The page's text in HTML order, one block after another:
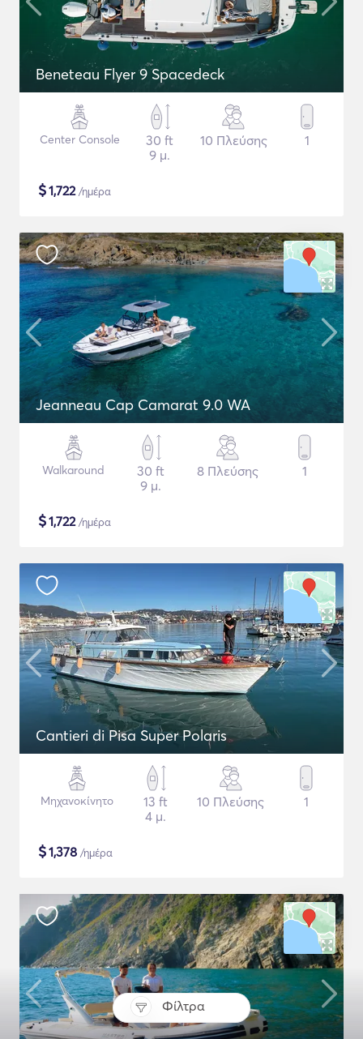
Φίλτρα
Beneteau Flyer 9 Spacedeck
Center Console
30 ft
9 μ.
10 Πλεύσης 1
$1,722/ημέρα
Jeanneau Cap Camarat 9.0 WA
Walkaround
30 ft
9 μ.
8 Πλεύσης 1
$1,722/ημέρα
Cantieri di Pisa Super Polaris
Μηχανοκίνητο
13 ft
4 μ.
10 Πλεύσης 1
$1,378 /ημέρα